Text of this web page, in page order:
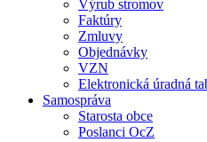
Výrub stromov
Faktúry
Zmluvy
Objednávky
VZN
Elektronická úradná
Samospráva
Starosta obce
Poslanci OcZ